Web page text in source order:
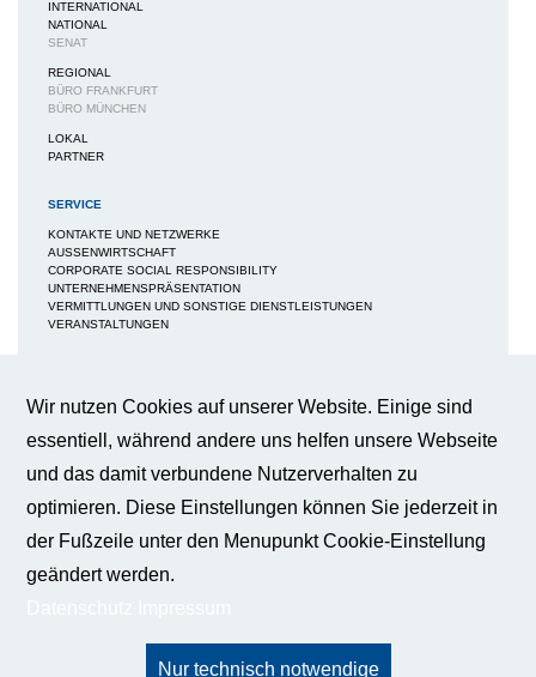
INTERNATIONAL
NATIONAL
SENAT
REGIONAL
BÜRO FRANKFURT
BÜRO MÜNCHEN
LOKAL
PARTNER
SERVICE
KONTAKTE UND NETZWERKE
AUSSENWIRTSCHAFT
CORPORATE SOCIAL RESPONSIBILITY
UNTERNEHMENSPRÄSENTATION
VERMITTLUNGEN UND SONSTIGE DIENSTLEISTUNGEN
VERANSTALTUNGEN
NEWS / BERICHTE / ARTIKEL
BROSCHÜREN
FAQS
BROSCHÜRE INNOVATION - KÜNSTLICHE INTELLIGENZ
PRESSE
Wir nutzen Cookies auf unserer Website. Einige sind
essentiell, während andere uns helfen unsere Webseite
und das damit verbundene Nutzerverhalten zu
optimieren. Diese Einstellungen können Sie jederzeit in
der Fußzeile unter den Menupunkt Cookie-Einstellung
geändert werden.
Cookie-Einstellungen
Wir verwenden Cookies auf dieser
Webseite, um Ihnen ein bestmögliches
Nutzungserlebnis zu gewährleisten.
Weitere Informationen
Diese Cookies sind für die
Funktionalität unserer Website